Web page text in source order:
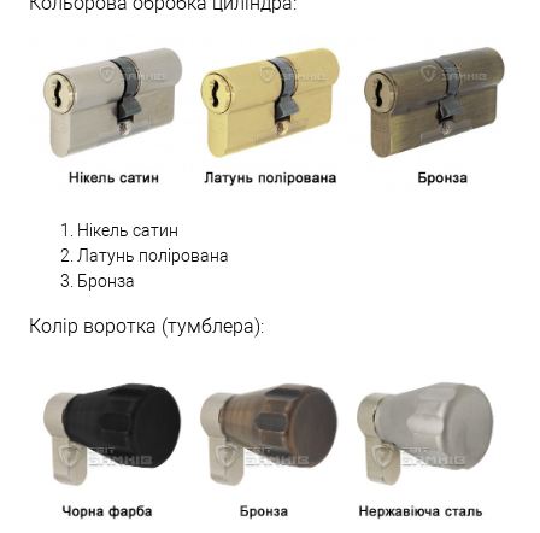
Нікель сатин
Латунь полірована
Бронза
Колір воротка (тумблера):